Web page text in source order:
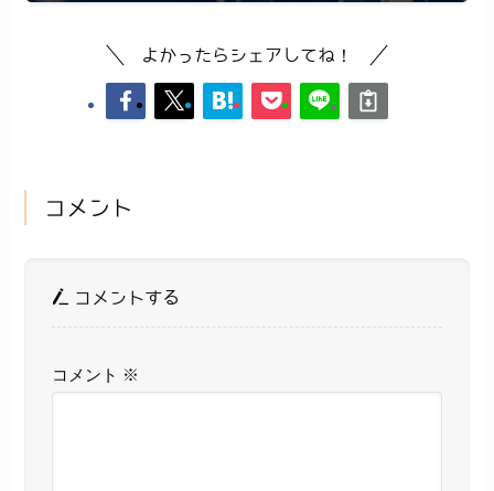
よかったらシェアしてね！
コメント
コメントする
コメント ※